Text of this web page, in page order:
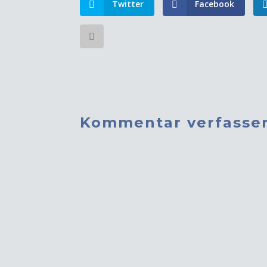
Twitter Facebook
Kommentar